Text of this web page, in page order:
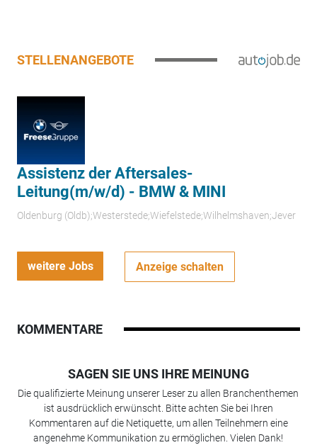
STELLENANGEBOTE
Assistenz der Aftersales-
Leitung(m/w/d) - BMW & MINI
Oldenburg (Oldb);Westerstede;Wiefelstede;Wilhelmshaven;Jever
weitere Jobs Anzeige schalten
KOMMENTARE
SAGEN SIE UNS IHRE MEINUNG
Die qualifizierte Meinung unserer Leser zu allen Branchenthemen
ist ausdrücklich erwünscht. Bitte achten Sie bei Ihren
Kommentaren auf die Netiquette, um allen Teilnehmern eine
angenehme Kommunikation zu ermöglichen. Vielen Dank!